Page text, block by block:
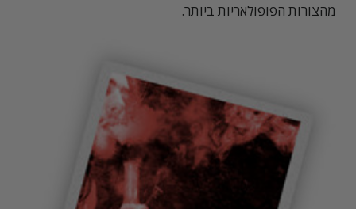
מהצורות הפופולאריות ביותר.